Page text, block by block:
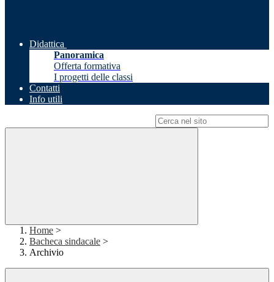
Didattica
Panoramica
Offerta formativa
I progetti delle classi
Contatti
Info utili
Home >
Bacheca sindacale >
Archivio